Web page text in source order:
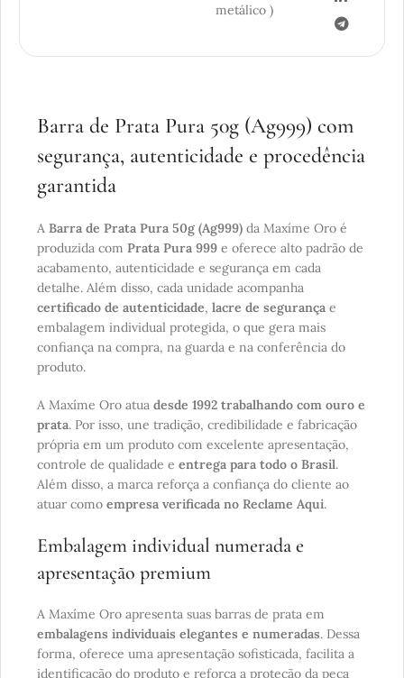
metálico )
Barra de Prata Pura 50g (Ag999) com
segurança, autenticidade e procedência
garantida
A Barra de Prata Pura 50g (Ag999) da Maxíme Oro é
produzida com Prata Pura 999 e oferece alto padrão de
acabamento, autenticidade e segurança em cada
detalhe. Além disso, cada unidade acompanha
certificado de autenticidade, lacre de segurança e
embalagem individual protegida, o que gera mais
confiança na compra, na guarda e na conferência do
produto.
A Maxíme Oro atua desde 1992 trabalhando com ouro e
prata. Por isso, une tradição, credibilidade e fabricação
própria em um produto com excelente apresentação,
controle de qualidade e entrega para todo o Brasil.
Além disso, a marca reforça a confiança do cliente ao
atuar como empresa verificada no Reclame Aqui.
Embalagem individual numerada e
apresentação premium
A Maxíme Oro apresenta suas barras de prata em
embalagens individuais elegantes e numeradas. Dessa
forma, oferece uma apresentação sofisticada, facilita a
identificação do produto e reforça a proteção da peça